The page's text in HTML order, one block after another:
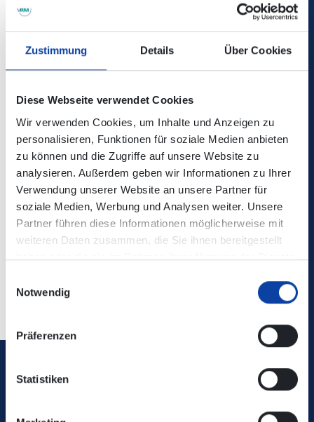
Zustimmung Details Über Cookies
Diese Webseite verwendet Cookies
Wir verwenden Cookies, um Inhalte und Anzeigen zu
personalisieren, Funktionen für soziale Medien anbieten
zu können und die Zugriffe auf unsere Website zu
analysieren. Außerdem geben wir Informationen zu Ihrer
Verwendung unserer Website an unsere Partner für
soziale Medien, Werbung und Analysen weiter. Unsere
Partner führen diese Informationen möglicherweise mit
weiteren Daten zusammen, die Sie ihnen bereitgestellt
haben oder die sie im Rahmen Ihrer Nutzung der Dienste
Notwendig
Präferenzen
Statistiken
Kottenheim, "Friedhof"
Die Änderungen sind nicht in der elektronischen
Verbindungsauskunft enthalten!
Kontaktdaten: Verkehrsbetriebe Mittelrhein
Zurück
Verkehrsverbund Rhein-Mosel GmbH